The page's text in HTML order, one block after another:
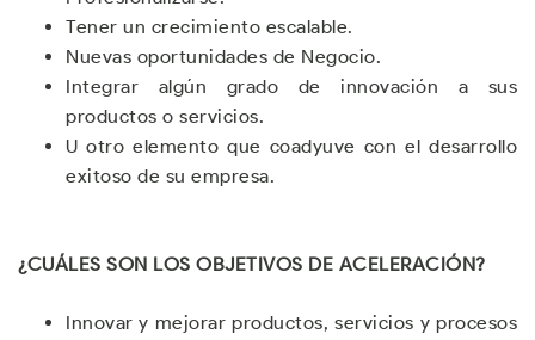
Tener un crecimiento escalable.
Nuevas oportunidades de Negocio.
Integrar algún grado de innovación a sus
productos o servicios.
U otro elemento que coadyuve con el desarrollo
exitoso de su empresa.
¿CUÁLES SON LOS OBJETIVOS DE ACELERACIÓN?
Innovar y mejorar productos, servicios y procesos